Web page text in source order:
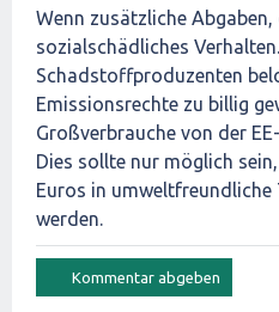
Wenn zusätzliche
sozialschädliches
Schadstoffproduzenten
Emissionsrechte zu billig
Großverbrauche von der
Dies sollte nur möglich
Euros in umweltfreundliche
werden.